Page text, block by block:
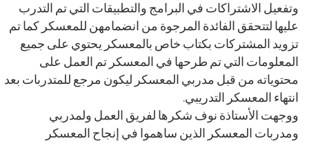
وتفعيل الاشتراكات في البرامج والتطبيقات التي تم التدرب
عليها لتتحقق الفائدة المرجوة من انضمامهن للمعسكر كما تم
تزويد المشتركات بكتاب خاص بالمعسكر يحتوي على جميع
المعلومات التي تم طرحها في المعسكر تم العمل على
محتوياته من قبل مدربي المعسكر ليكون مرجع للمتدربات بعد
انتهاء المعسكر التدريبي.
ووجهت الأستاذة نوف شكرها لفريق العمل ولمدربي
ومدربات المعسكر الذين ساهموا في إنجاح المعسكر